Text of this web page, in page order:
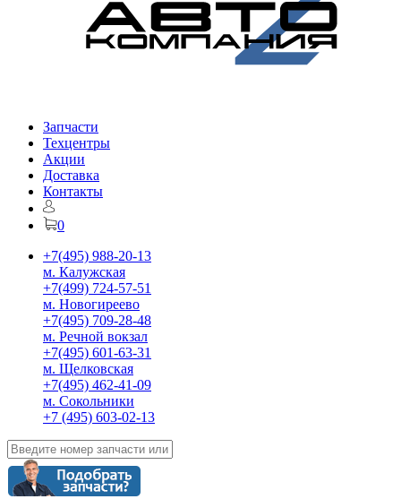
Запчасти
Техцентры
Акции
Доставка
Контакты
0
+7(495) 988-20-13
м. Калужская
+7(499) 724-57-51
м. Новогиреево
+7(495) 709-28-48
м. Речной вокзал
+7(495) 601-63-31
м. Щелковская
+7(495) 462-41-09
м. Сокольники
+7 (495) 603-02-13